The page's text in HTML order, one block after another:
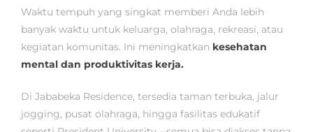
Waktu tempuh yang singkat memberi Anda lebih
banyak waktu untuk keluarga, olahraga, rekreasi, atau
kegiatan komunitas. Ini meningkatkan kesehatan
mental dan produktivitas kerja.
Di Jababeka Residence, tersedia taman terbuka, jalur
jogging, pusat olahraga, hingga fasilitas edukatif